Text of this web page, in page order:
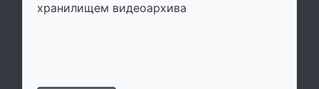
хранилищем видеоархива